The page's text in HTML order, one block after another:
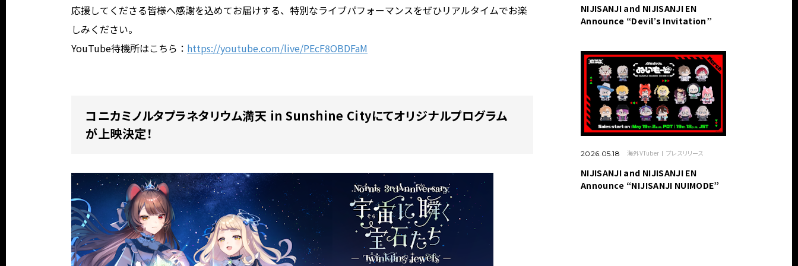
応援してくださる皆様へ感謝を込めてお届けする、特別なライブパフォーマンスをぜひリアルタイムでお楽
しみください。
YouTube待機所はこちら： https://youtube.com/live/PEcF8OBDFaM
コニカミノルタプラネタリウム満天 in Sunshine Cityにてオリジナルプログラム
が上映決定！
NIJISANJI and NIJISANJI EN
Announce “Devil’s Invitation”
2026.05.18 海外VTuber プレスリリース
NIJISANJI and NIJISANJI EN
Announce “NIJISANJI NUIMODE”